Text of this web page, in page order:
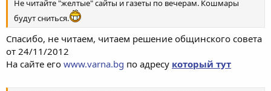
Не читайте "желтые" сайты и газеты по вечерам. Кошмары
будут сниться.
Спасибо, не читаем, читаем решение общинского совета
от 24/11/2012
На сайте его www.varna.bg по адресу который тут